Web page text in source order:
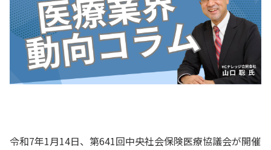
令和7年1月14日、第641回中央社会保険医療協議会が開催